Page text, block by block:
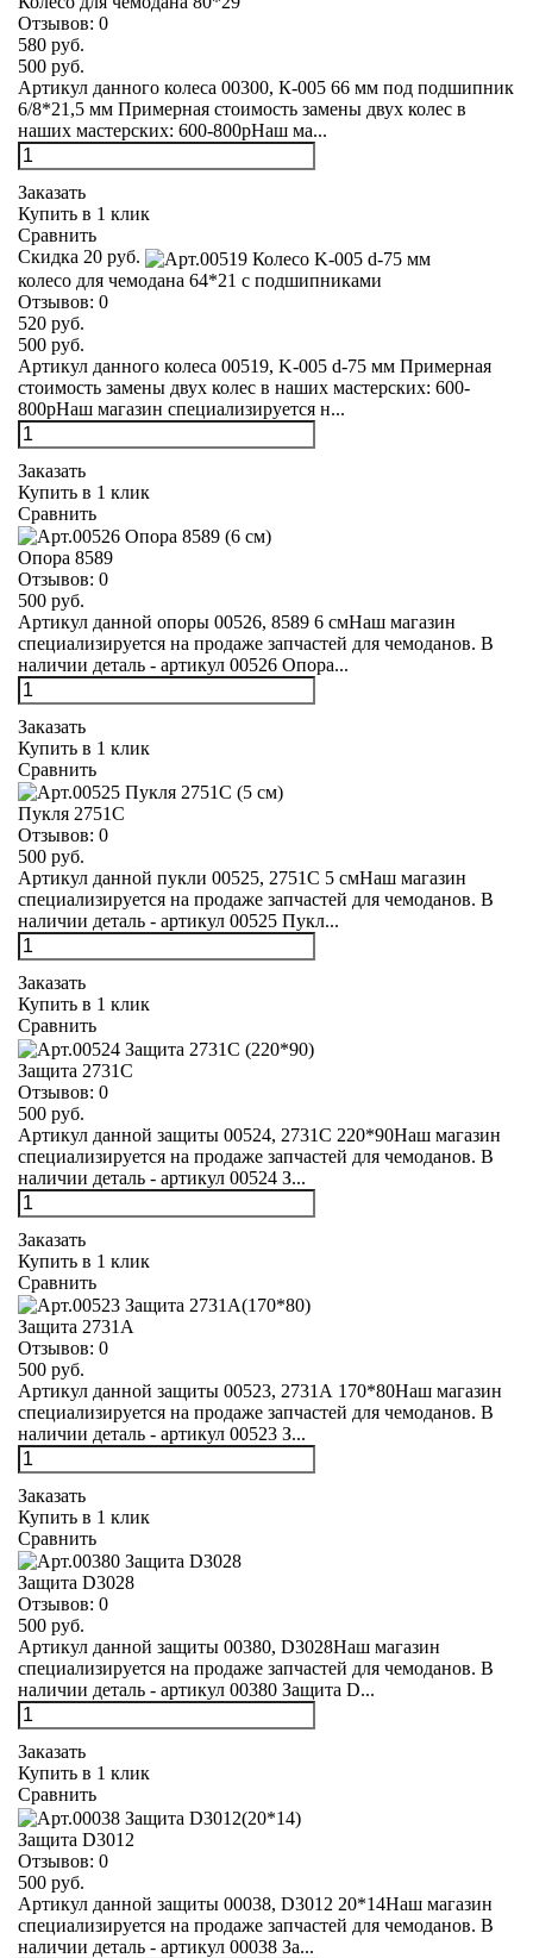
Отзывов: 0
580 руб.
500 руб.
Артикул данного колеса 00300, К-005 66 мм под подшипник
6/8*21,5 мм Примерная стоимость замены двух колес в
наших мастерских: 600-800рНаш ма...
Заказать
Купить в 1 клик
Сравнить
Скидка 20 руб.
колесо для чемодана 64*21 с подшипниками
Отзывов: 0
520 руб.
500 руб.
Артикул данного колеса 00519, K-005 d-75 мм Примерная
стоимость замены двух колес в наших мастерских: 600-
800рНаш магазин специализируется н...
Заказать
Купить в 1 клик
Сравнить
Опора 8589
Отзывов: 0
500 руб.
Артикул данной опоры 00526, 8589 6 смНаш магазин
специализируется на продаже запчастей для чемоданов. В
наличии деталь - артикул 00526 Опора...
Заказать
Купить в 1 клик
Сравнить
Пукля 2751С
Отзывов: 0
500 руб.
Артикул данной пукли 00525, 2751С 5 смНаш магазин
специализируется на продаже запчастей для чемоданов. В
наличии деталь - артикул 00525 Пукл...
Заказать
Купить в 1 клик
Сравнить
Защита 2731С
Отзывов: 0
500 руб.
Артикул данной защиты 00524, 2731С 220*90Наш магазин
специализируется на продаже запчастей для чемоданов. В
наличии деталь - артикул 00524 З...
Заказать
Купить в 1 клик
Сравнить
Защита 2731А
Отзывов: 0
500 руб.
Артикул данной защиты 00523, 2731А 170*80Наш магазин
специализируется на продаже запчастей для чемоданов. В
наличии деталь - артикул 00523 З...
Заказать
Купить в 1 клик
Сравнить
Защита D3028
Отзывов: 0
500 руб.
Артикул данной защиты 00380, D3028Наш магазин
специализируется на продаже запчастей для чемоданов. В
наличии деталь - артикул 00380 Защита D...
Заказать
Купить в 1 клик
Сравнить
Защита D3012
Отзывов: 0
500 руб.
Артикул данной защиты 00038, D3012 20*14Наш магазин
специализируется на продаже запчастей для чемоданов. В
наличии деталь - артикул 00038 За...